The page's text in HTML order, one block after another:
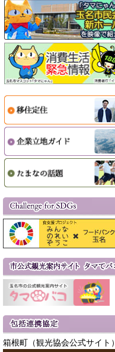
箱根町（観光協会公式サイト）